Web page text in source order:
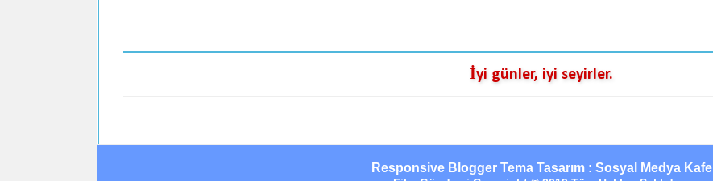
İyi günler, iyi seyirler.
Responsive Blogger Tema Tasarım : Sosyal Medya Kafe